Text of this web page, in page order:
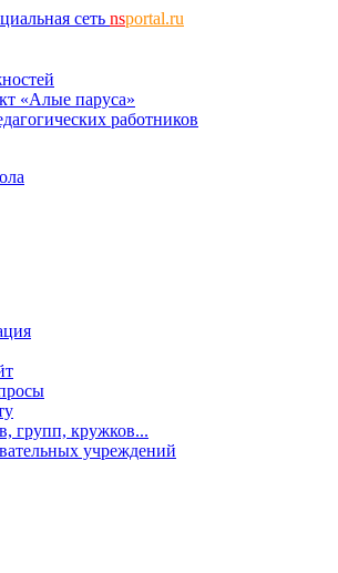
сеть nsportal.ru
«Алые паруса»
работников
групп, кружков...
учреждений